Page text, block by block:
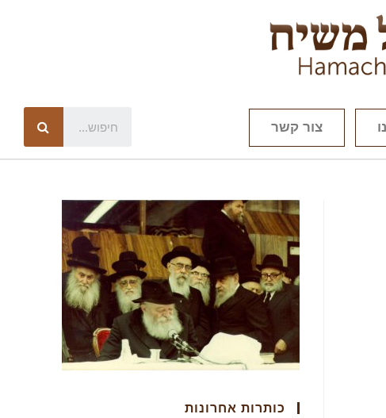
צור קשר
כותרות אחרונות